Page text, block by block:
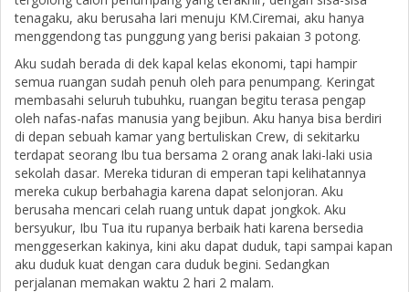
tenagaku, aku berusaha lari menuju KM.Ciremai, aku hanya
menggendong tas punggung yang berisi pakaian 3 potong.
Aku sudah berada di dek kapal kelas ekonomi, tapi hampir
semua ruangan sudah penuh oleh para penumpang. Keringat
membasahi seluruh tubuhku, ruangan begitu terasa pengap
oleh nafas-nafas manusia yang bejibun. Aku hanya bisa berdiri
di depan sebuah kamar yang bertuliskan Crew, di sekitarku
terdapat seorang Ibu tua bersama 2 orang anak laki-laki usia
sekolah dasar. Mereka tiduran di emperan tapi kelihatannya
mereka cukup berbahagia karena dapat selonjoran. Aku
berusaha mencari celah ruang untuk dapat jongkok. Aku
bersyukur, Ibu Tua itu rupanya berbaik hati karena bersedia
menggeserkan kakinya, kini aku dapat duduk, tapi sampai kapan
aku duduk kuat dengan cara duduk begini. Sedangkan
perjalanan memakan waktu 2 hari 2 malam.